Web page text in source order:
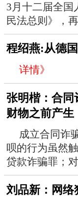
3月十二届全国
民法总则》，
程绍燕:从德
详情》
张明楷：合同
财物之前产生
成立合同诈
呗的行为虽然
贷款诈骗罪；
刘品新：网络